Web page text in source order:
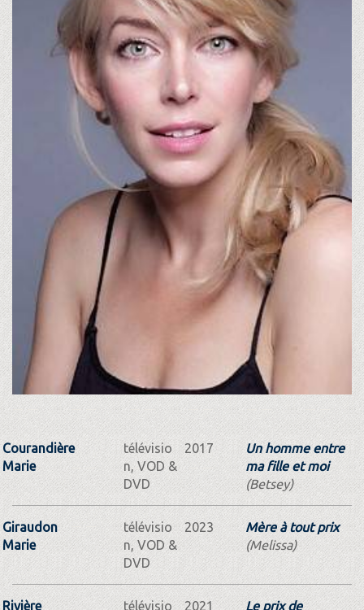
Courandière
Marie
télévisio
n, VOD &
DVD
2017
Un homme entre
ma fille et moi
(Betsey)
Giraudon
Marie
télévisio
n, VOD &
DVD
2023
Mère à tout prix
(Melissa)
Rivière télévisio 2021 Le prix de